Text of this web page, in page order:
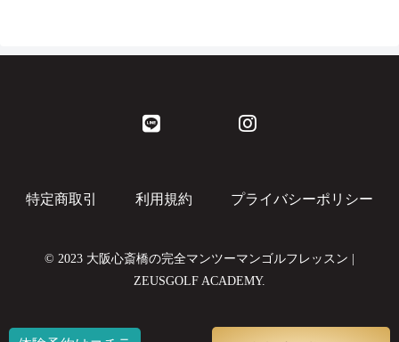
特定商取引 利用規約 プライバシーポリシー
© 2023 大阪心斎橋の完全マンツーマンゴルフレッスン |
ZEUSGOLF ACADEMY.